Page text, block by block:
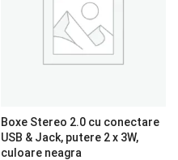
Boxe Stereo 2.0 cu conectare
USB & Jack, putere 2 x 3W,
culoare neagra